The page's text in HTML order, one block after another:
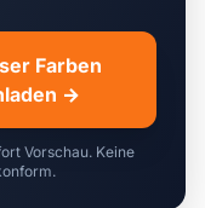
Farben
→
Vorschau. Keine